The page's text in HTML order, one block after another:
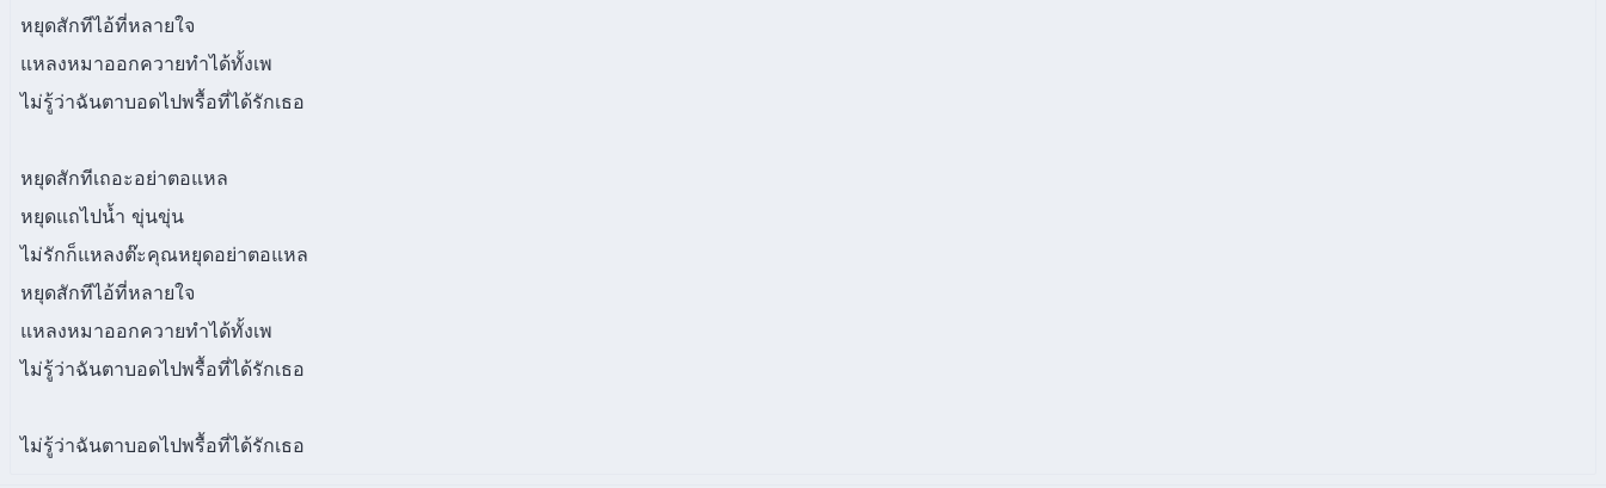
หยุดสักทีไอ้ที่หลายใจ
แหลงหมาออกควายทำได้ทั้งเพ
ไม่รู้ว่าฉันตาบอดไปพรื้อที่ได้รักเธอ
หยุดสักทีเถอะอย่าตอแหล
หยุดแถไปน้ำ ขุ่นขุ่น
ไม่รักก็แหลงต๊ะคุณหยุดอย่าตอแหล
หยุดสักทีไอ้ที่หลายใจ
แหลงหมาออกควายทำได้ทั้งเพ
ไม่รู้ว่าฉันตาบอดไปพรื้อที่ได้รักเธอ
ไม่รู้ว่าฉันตาบอดไปพรื้อที่ได้รักเธอ